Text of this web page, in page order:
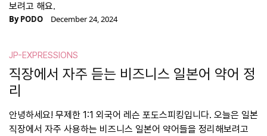
보려고 해요.
ByPODO December 24, 2024
JP-EXPRESSIONS
직장에서 자주 듣는 비즈니스 일본어 약어 정
리
안녕하세요! 무제한 1:1 외국어 레슨 포도스피킹입니다. 오늘은 일본
직장에서 자주 사용하는 비즈니스 일본어 약어들을 정리해보려고